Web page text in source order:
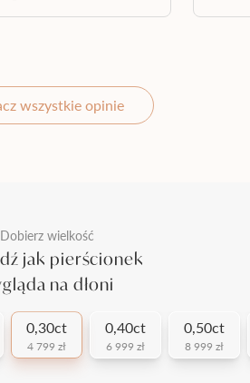
wszystkie opinie
Dobierz wielkość
jak pierścionek
na dłoni
0,30ct
4 799 zł
0,40ct
6 999 zł
0,50ct
8 999 zł